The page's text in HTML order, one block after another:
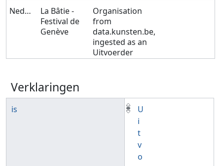
Nederlands
La Bâtie -
Festival de
Genève
Organisation
from
data.kunsten.be,
ingested as an
Uitvoerder
Verklaringen
is
U
i
t
v
o